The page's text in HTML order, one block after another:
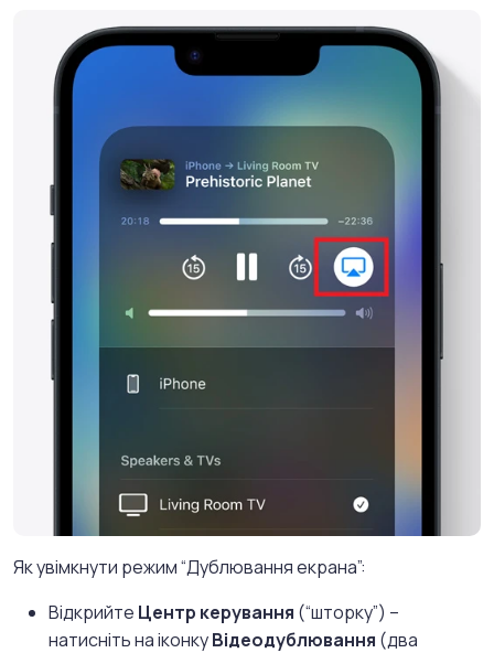
Як увімкнути режим “Дублювання екрана”:
Відкрийте Центр керування (“шторку”) –
натисніть на іконкуВідеодублювання (два